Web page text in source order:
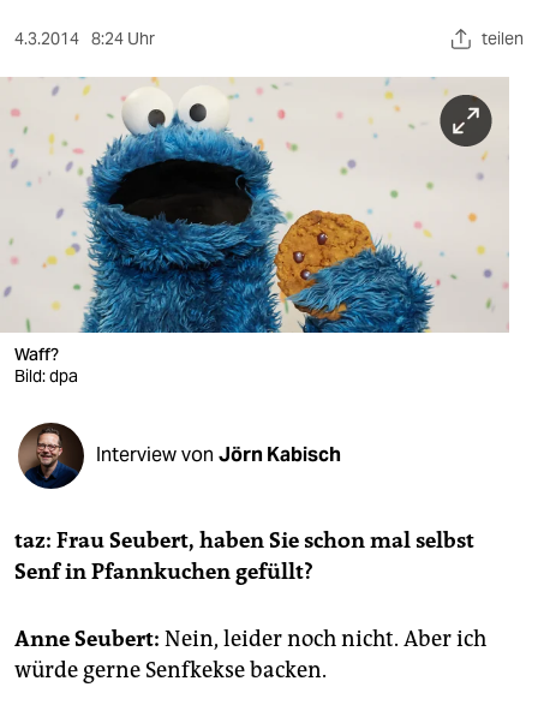
kultur
sport
berlin
nord
wahrheit
verlag
verlag
shop
fragen & hilfe
unterstützen
abo
genossenschaft
epaper login
4.3.2014 8:24 Uhr teilen
Waff?
Bild: dpa
Interview von Jörn Kabisch
taz: Frau Seubert, haben Sie schon mal selbst
Senf in Pfannkuchen gefüllt?
Anne Seubert: Nein, leider noch nicht. Aber ich
würde gerne Senfkekse backen.